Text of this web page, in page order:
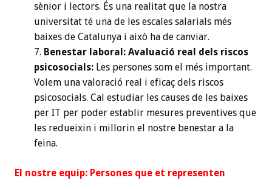
sènior i lectors. És una realitat que la nostra
universitat té una de les escales salarials més
baixes de Catalunya i això ha de canviar.
Benestar laboral: Avaluació real dels riscos
psicosocials: Les persones som el més important.
Volem una valoració real i eficaç dels riscos
psicosocials. Cal estudiar les causes de les baixes
per IT per poder establir mesures preventives que
les redueixin i millorin el nostre benestar a la
feina.
El nostre equip: Persones que et representen